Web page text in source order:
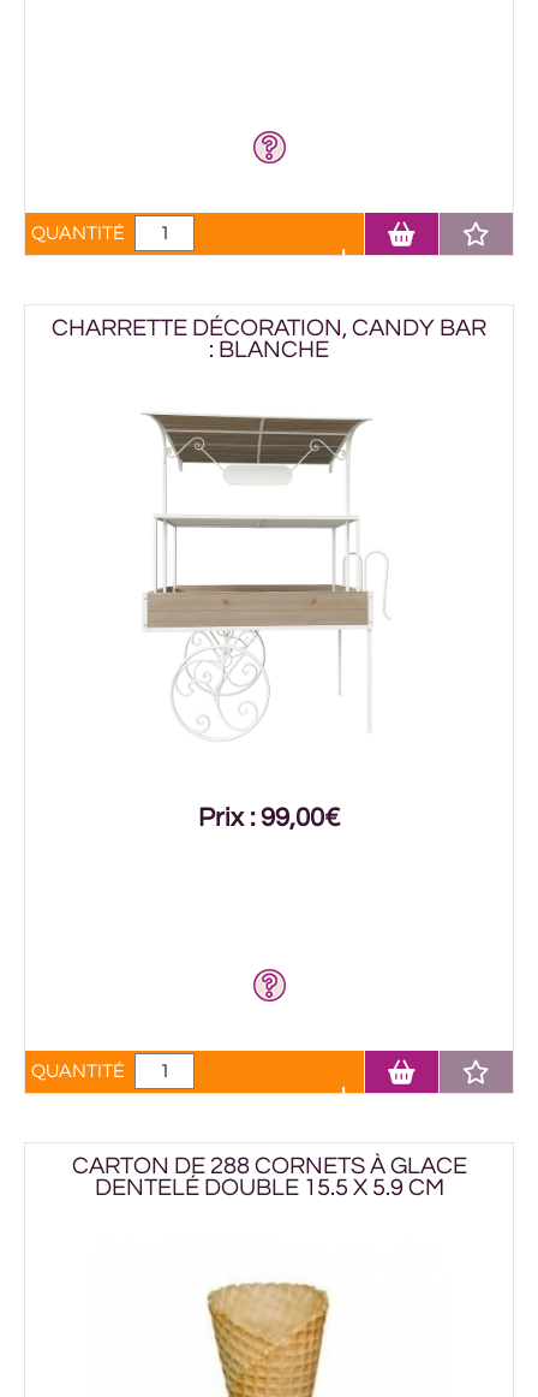
QUANTITÉ
CHARRETTE DÉCORATION, CANDY BAR
: BLANCHE
Prix : 99,00€
QUANTITÉ
CARTON DE 288 CORNETS À GLACE
DENTELÉ DOUBLE 15.5 X 5.9 CM